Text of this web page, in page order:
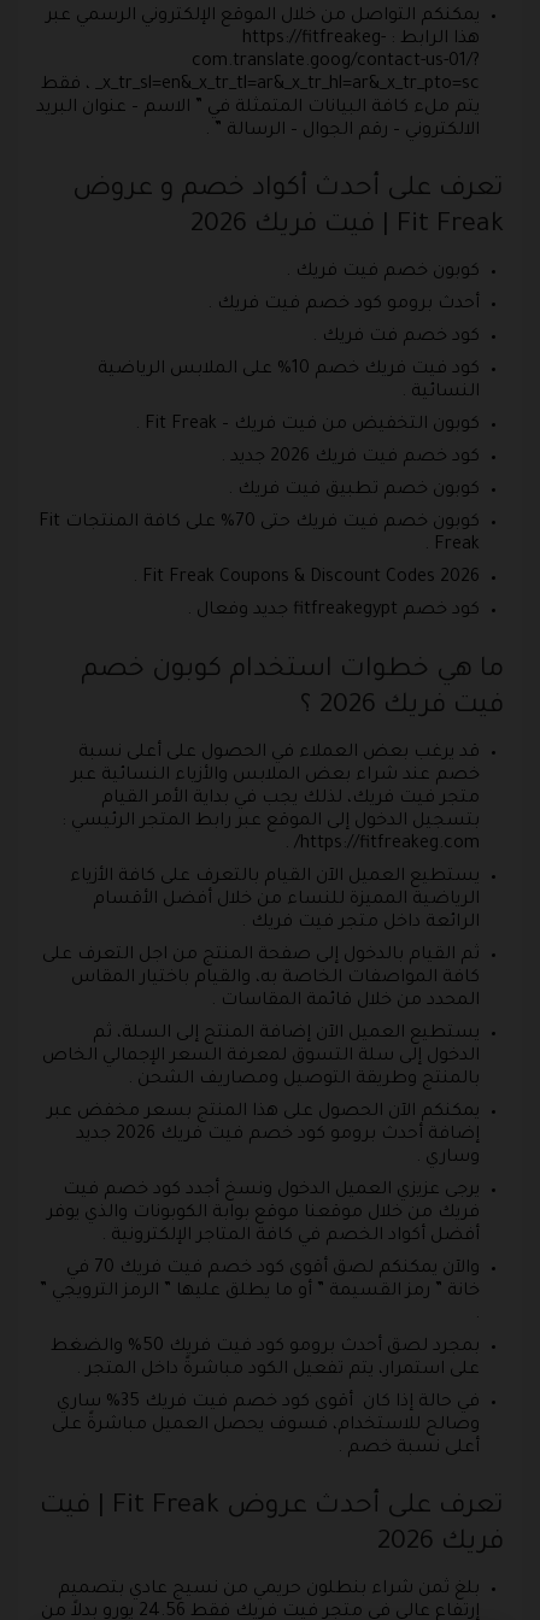
يمكنكم التواصل من خلال الموقع الإلكتروني الرسمي عبر
هذا الرابط : https://fitfreakeg-
com.translate.goog/contact-us-01/?
_x_tr_sl=en&_x_tr_tl=ar&_x_tr_hl=ar&_x_tr_pto=sc ، فقط
يتم ملء كافة البيانات المتمثلة في ” الاسم – عنوان البريد
الالكتروني – رقم الجوال – الرسالة ” .
تعرف على أحدث أكواد خصم و عروض
Fit Freak | فيت فريك 2026
كوبون خصم فيت فريك .
أحدث برومو كود خصم فيت فريك .
كود خصم فت فريك .
كود فيت فريك خصم 10% على الملابس الرياضية
النسائية .
كوبون التخفيض من فيت فريك – Fit Freak .
كود خصم فيت فريك 2026 جديد .
كوبون خصم تطبيق فيت فريك .
كوبون خصم فيت فريك حتى 70% على كافة المنتجات Fit
Freak .
Fit Freak Coupons & Discount Codes 2026 .
كود خصم fitfreakegypt جديد وفعال .
ما هي خطوات استخدام كوبون خصم
فيت فريك 2026 ؟
قد يرغب بعض العملاء في الحصول على أعلى نسبة
خصم عند شراء بعض الملابس والأزياء النسائية عبر
متجر فيت فريك، لذلك يجب في بداية الأمر القيام
بتسجيل الدخول إلى الموقع عبر رابط المتجر الرئيسي :
https://fitfreakeg.com/ .
يستطيع العميل الآن القيام بالتعرف على كافة الأزياء
الرياضية المميزة للنساء من خلال أفضل الأقسام
الرائعة داخل متجر فيت فريك .
ثم القيام بالدخول إلى صفحة المنتج من اجل التعرف على
كافة المواصفات الخاصة به، والقيام باختيار المقاس
المحدد من خلال قائمة المقاسات .
يستطيع العميل الآن إضافة المنتج إلى السلة، ثم
الدخول إلى سلة التسوق لمعرفة السعر الإجمالي الخاص
بالمنتج وطريقة التوصيل ومصاريف الشحن .
يمكنكم الآن الحصول على هذا المنتج بسعر مخفض عبر
إضافة أحدث برومو كود خصم فيت فريك 2026 جديد
وساري .
يرجى عزيزي العميل الدخول ونسخ أجدد كود خصم فيت
فريك من خلال موقعنا موقع بوابة الكوبونات والذي يوفر
أفضل أكواد الخصم في كافة المتاجر الإلكترونية .
والآن يمكنكم لصق أقوى كود خصم فيت فريك 70 في
خانة ” رمز القسيمة ” أو ما يطلق عليها ” الرمز الترويجي ”
.
بمجرد لصق أحدث برومو كود فيت فريك 50% والضغط
على استمرار، يتم تفعيل الكود مباشرةً داخل المتجر .
في حالة إذا كان أقوى كود خصم فيت فريك 35% ساري
وصالح للاستخدام، فسوف يحصل العميل مباشرةً على
أعلى نسبة خصم .
تعرف على أحدث عروض Fit Freak | فيت
فريك 2026
بلغ ثمن شراء بنطلون حريمي من نسيج عادي بتصميم
إرتفاع عالي في متجر فيت فريك فقط 24.56 يورو بدلاً من